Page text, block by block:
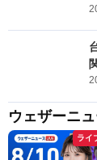
ウェザーニ
ライ